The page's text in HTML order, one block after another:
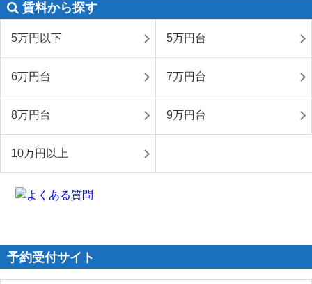
賃料から探す
5万円以下 5万円台
6万円台 7万円台
8万円台 9万円台
10万円以上
予約受付サイト